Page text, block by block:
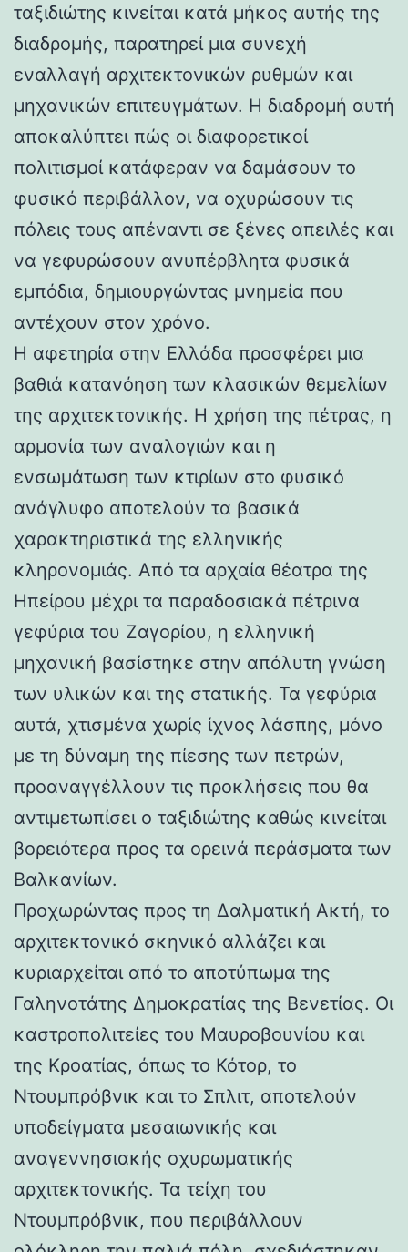
ταξιδιώτης κινείται κατά μήκος αυτής της
διαδρομής, παρατηρεί μια συνεχή
εναλλαγή αρχιτεκτονικών ρυθμών και
μηχανικών επιτευγμάτων. Η διαδρομή αυτή
αποκαλύπτει πώς οι διαφορετικοί
πολιτισμοί κατάφεραν να δαμάσουν το
φυσικό περιβάλλον, να οχυρώσουν τις
πόλεις τους απέναντι σε ξένες απειλές και
να γεφυρώσουν ανυπέρβλητα φυσικά
εμπόδια, δημιουργώντας μνημεία που
αντέχουν στον χρόνο.
Η αφετηρία στην Ελλάδα προσφέρει μια
βαθιά κατανόηση των κλασικών θεμελίων
της αρχιτεκτονικής. Η χρήση της πέτρας, η
αρμονία των αναλογιών και η
ενσωμάτωση των κτιρίων στο φυσικό
ανάγλυφο αποτελούν τα βασικά
χαρακτηριστικά της ελληνικής
κληρονομιάς. Από τα αρχαία θέατρα της
Ηπείρου μέχρι τα παραδοσιακά πέτρινα
γεφύρια του Ζαγορίου, η ελληνική
μηχανική βασίστηκε στην απόλυτη γνώση
των υλικών και της στατικής. Τα γεφύρια
αυτά, χτισμένα χωρίς ίχνος λάσπης, μόνο
με τη δύναμη της πίεσης των πετρών,
προαναγγέλλουν τις προκλήσεις που θα
αντιμετωπίσει ο ταξιδιώτης καθώς κινείται
βορειότερα προς τα ορεινά περάσματα των
Βαλκανίων.
Προχωρώντας προς τη Δαλματική Ακτή, το
αρχιτεκτονικό σκηνικό αλλάζει και
κυριαρχείται από το αποτύπωμα της
Γαληνοτάτης Δημοκρατίας της Βενετίας. Οι
καστροπολιτείες του Μαυροβουνίου και
της Κροατίας, όπως το Κότορ, το
Ντουμπρόβνικ και το Σπλιτ, αποτελούν
υποδείγματα μεσαιωνικής και
αναγεννησιακής οχυρωματικής
αρχιτεκτονικής. Τα τείχη του
Ντουμπρόβνικ, που περιβάλλουν